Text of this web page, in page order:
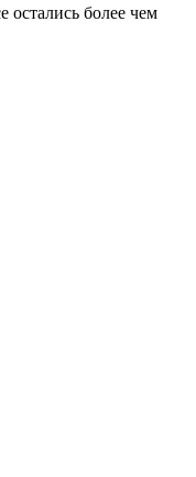
остались более чем